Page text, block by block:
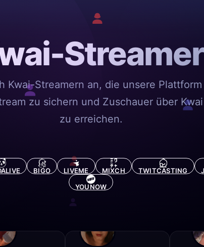
Streamer
Kwai-Streamern an, die unsere
zu sichern und Zuschauer über
zu erreichen.
BIGO LIVEME MIXCH TWITCASTING
YOUNOW